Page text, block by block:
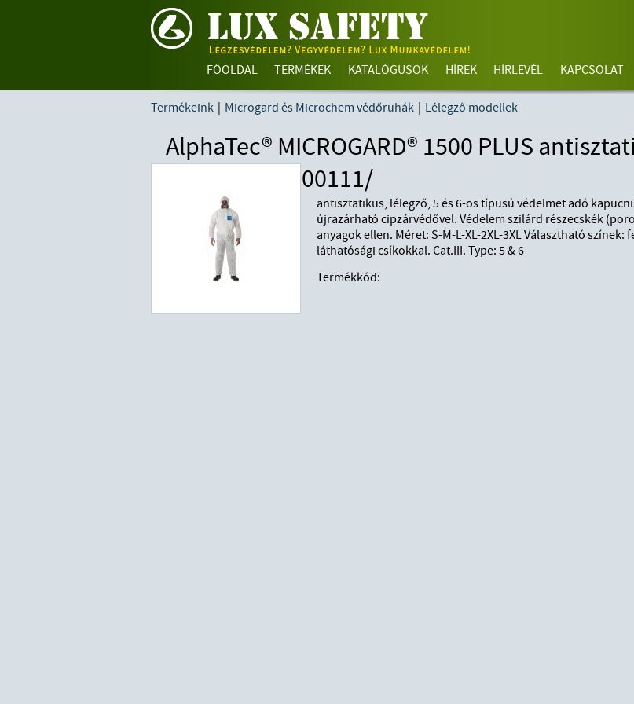
FŐOLDAL TERMÉKEK KATALÓGUSOK HÍREK HÍRLEVÉL KAPCSOLAT
Termékeink | Microgard és Microchem védőruhák | Lélegző modellek
AlphaTec® MICROGARD® 1500 PLUS
00111/
antisztatikus, lélegző, 5 és 6-os típusú védelmet adó
újrazárható cipzárvédővel. Védelem szilárd részecskék
anyagok ellen. Méret: S-M-L-XL-2XL-3XL Választható
láthatósági csíkokkal. Cat.III. Type: 5 & 6
Termékkód: